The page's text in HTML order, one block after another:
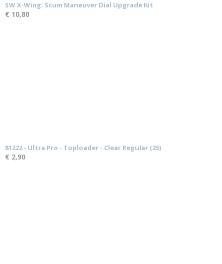
SW X-Wing: Scum Maneuver Dial Upgrade Kit
€ 10,80
81222 - Ultra Pro - Toploader - Clear Regular (25)
€ 2,90